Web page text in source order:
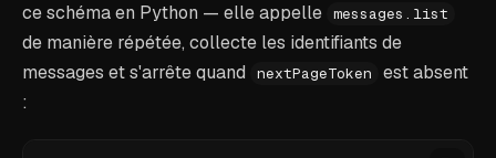
ce schéma en Python — elle appelle messages.list
de manière répétée, collecte les identifiants de
messages et s'arrête quand
nextPageToken
est absent
: